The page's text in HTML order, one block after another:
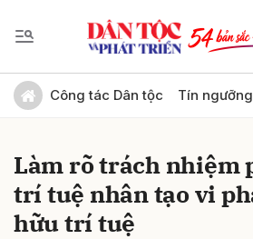
Công tác Dân tộc Tín
Làm rõ trách nhiệm
trí tuệ nhân tạo vi
hữu trí tuệ
Gửi bình luận